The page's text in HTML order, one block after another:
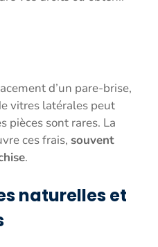
d’un pare-brise,
vitres latérales peut
pièces sont rares. La
ces frais, souvent
.
naturelles et